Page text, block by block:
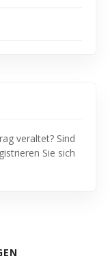
veraltet? Sind
Sie sich